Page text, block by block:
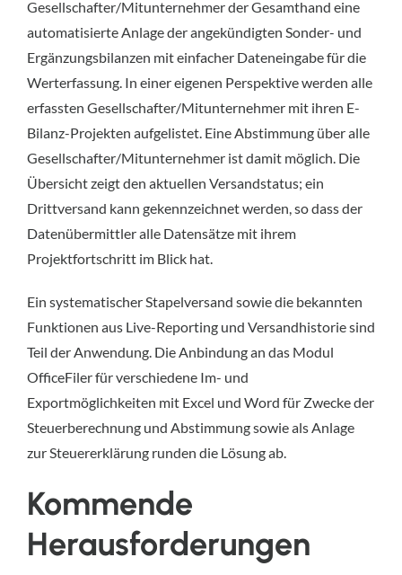
Gesellschafter/Mitunternehmer der Gesamthand eine
automatisierte Anlage der angekündigten Sonder- und
Ergänzungsbilanzen mit einfacher Dateneingabe für die
Werterfassung. In einer eigenen Perspektive werden alle
erfassten Gesellschafter/Mitunternehmer mit ihren E-
Bilanz-Projekten aufgelistet. Eine Abstimmung über alle
Gesellschafter/Mitunternehmer ist damit möglich. Die
Übersicht zeigt den aktuellen Versandstatus; ein
Drittversand kann gekennzeichnet werden, so dass der
Daten­übermittler alle Datensätze mit ihrem
Projektfortschritt im Blick hat.
Ein systematischer Stapelversand sowie die bekannten
Funktionen aus Live-Reporting und Versandhistorie sind
Teil der Anwendung. Die Anbindung an das Modul
OfficeFiler für verschiedene Im- und
Exportmöglichkeiten mit Excel und Word für Zwecke der
Steuerberechnung und Abstimmung sowie als Anlage
zur Steuererklärung runden die Lösung ab.
Kommende
Herausforderungen